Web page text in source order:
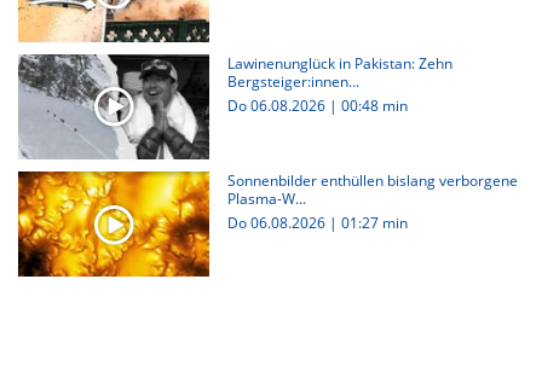
Lawinenunglück in Pakistan: Zehn
Bergsteiger:innen...
Do 06.08.2026 | 00:48 min
Sonnenbilder enthüllen bislang verborgene
Plasma-W...
Do 06.08.2026 | 01:27 min